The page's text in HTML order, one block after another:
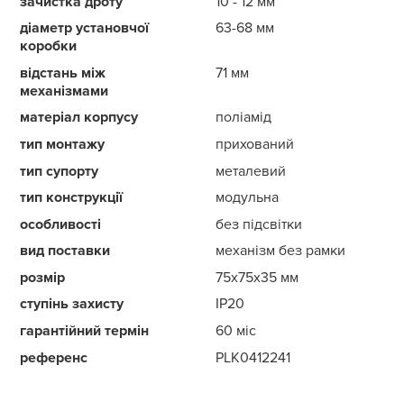
діаметр установчої
коробки
63-68 мм
відстань між
механізмами
71 мм
матеріал корпусу
поліамід
тип монтажу
прихований
тип супорту
металевий
тип конструкції
модульна
особливості
без підсвітки
вид поставки
механізм без рамки
розмір
75x75x35 мм
ступінь захисту
IP20
гарантійний термін
60 міс
референс
PLK0412241